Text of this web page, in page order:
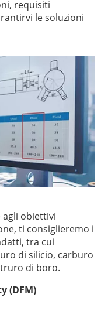
requisiti
le soluzioni
agli obiettivi
ti consiglieremo i
tra cui
di silicio, carburo
di boro.
(DFM)